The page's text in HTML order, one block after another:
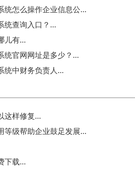
统怎么操作企业信息公...
统查询入口？...
儿有...
统官网网址是多少？...
统中财务负责人...
这样修复...
等级帮助企业鼓足发展...
下载...